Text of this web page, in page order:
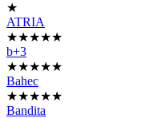
★
ATRIA
★★★★★
b+3
★★★★★
Bahec
★★★★★
Bandita